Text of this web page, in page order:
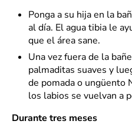
Ponga a su hija en la
al día. El agua tibia le
que el área sane.
Una vez fuera de la
palmaditas suaves y
de pomada o ungüento
los labios se vuelvan a
Durante tres meses